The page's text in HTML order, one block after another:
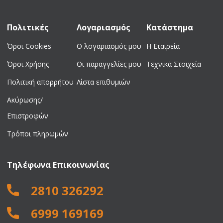
Πολιτικές
Όροι Cookies
Όροι Χρήσης
Πολιτική απορρήτου
Ακύρωσης/
Επιστροφών
Τρόποι πληρωμών
Λογαριασμός
Ο λογαριασμός μου
Οι παραγγελίες μου
Λίστα επιθυμιών
Κατάστημα
Η Εταιρεία
Τεχνικά Στοιχεία
Τηλέφωνα Επικοινωνίας
2810 326292
6999 169169